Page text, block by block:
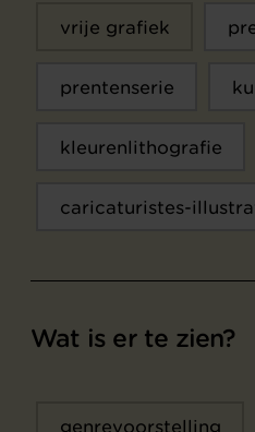
vrije grafiek
prentenserie
kleurenlithografie
caricaturistes-
Wat is er te zien?
genrevoorstelling